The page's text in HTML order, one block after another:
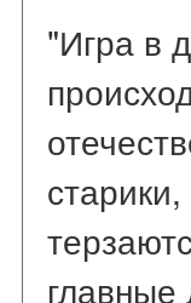
"Игра в